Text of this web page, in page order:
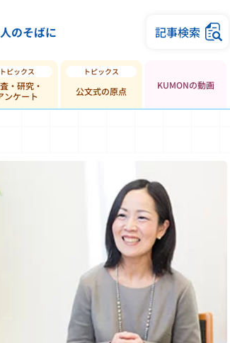
のそばに 記事検索
・研究・
ンケート
公文式の原点
KUMONの動画